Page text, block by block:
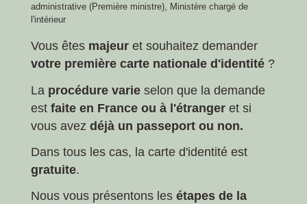
administrative (Première ministre), Ministère chargé de
l'intérieur
Vous êtes majeur et souhaitez demander
votre première carte nationale d'identité ?
La procédure varie selon que la demande
est faite en France ou à l'étranger et si
vous avez déjà un passeport ou non.
Dans tous les cas, la carte d'identité est
gratuite.
Nous vous présentons les étapes de la